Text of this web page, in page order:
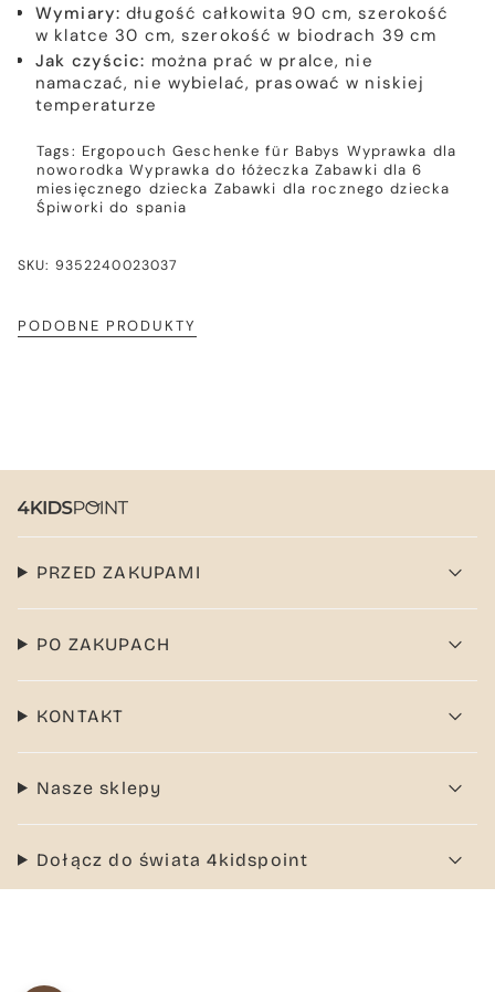
Wymiary: długość całkowita 90 cm, szerokość
w klatce 30 cm, szerokość w biodrach 39 cm
Jak czyścic: można prać w pralce, nie
namaczać, nie wybielać, prasować w niskiej
temperaturze
Tags: Ergopouch Geschenke für Babys Wyprawka dla
noworodka Wyprawka do łóżeczka Zabawki dla 6
miesięcznego dziecka Zabawki dla rocznego dziecka
Śpiworki do spania
SKU: 9352240023037
PODOBNE PRODUKTY
PRZED ZAKUPAMI
PO ZAKUPACH
KONTAKT
Nasze sklepy
Dołącz do świata 4kidspoint